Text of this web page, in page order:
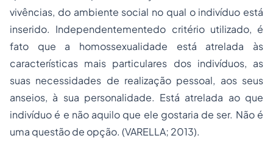
vivências, do ambiente social no qual o indivíduo está
inserido. Independentementedo critério utilizado, é
fato que a homossexualidade está atrelada às
características mais particulares dos indivíduos, as
suas necessidades de realização pessoal, aos seus
anseios, à sua personalidade. Está atrelada ao que
indivíduo é e não aquilo que ele gostaria de ser. Não é
uma questão de opção. (VARELLA; 2013).